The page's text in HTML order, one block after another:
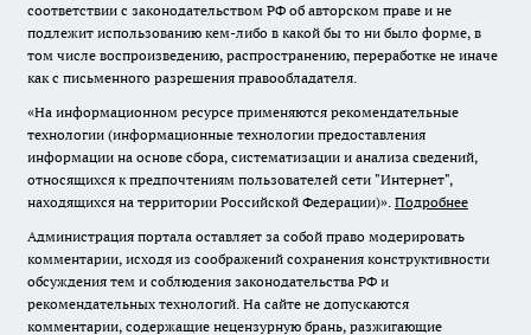
соответствии с законодательством РФ об авторском праве и не
подлежит использованию кем-либо в какой бы то ни было форме, в
том числе воспроизведению, распространению, переработке не иначе
как с письменного разрешения правообладателя.
«На информационном ресурсе применяются рекомендательные
технологии (информационные технологии предоставления
информации на основе сбора, систематизации и анализа сведений,
относящихся к предпочтениям пользователей сети "Интернет",
находящихся на территории Российской Федерации)». Подробнее
Администрация портала оставляет за собой право модерировать
комментарии, исходя из соображений сохранения конструктивности
обсуждения тем и соблюдения законодательства РФ и
рекомендательных технологий. На сайте не допускаются
комментарии, содержащие нецензурную брань, разжигающие